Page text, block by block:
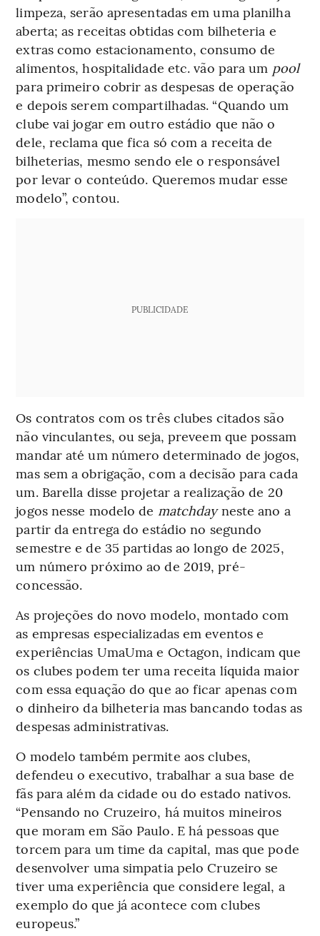
limpeza, serão apresentadas em uma planilha
aberta; as receitas obtidas com bilheteria e
extras como estacionamento, consumo de
alimentos, hospitalidade etc. vão para um pool
para primeiro cobrir as despesas de operação
e depois serem compartilhadas. “Quando um
clube vai jogar em outro estádio que não o
dele, reclama que fica só com a receita de
bilheterias, mesmo sendo ele o responsável
por levar o conteúdo. Queremos mudar esse
modelo”, contou.
PUBLICIDADE
Os contratos com os três clubes citados são
não vinculantes, ou seja, preveem que possam
mandar até um número determinado de jogos,
mas sem a obrigação, com a decisão para cada
um. Barella disse projetar a realização de 20
jogos nesse modelo de matchdayneste ano a
partir da entrega do estádio no segundo
semestre e de 35 partidas ao longo de 2025,
um número próximo ao de 2019, pré-
concessão.
As projeções do novo modelo, montado com
as empresas especializadas em eventos e
experiências UmaUma e Octagon, indicam que
os clubes podem ter uma receita líquida maior
com essa equação do que ao ficar apenas com
o dinheiro da bilheteria mas bancando todas as
despesas administrativas.
O modelo também permite aos clubes,
defendeu o executivo, trabalhar a sua base de
fãs para além da cidade ou do estado nativos.
“Pensando no Cruzeiro, há muitos mineiros
que moram em São Paulo. E há pessoas que
torcem para um time da capital, mas que pode
desenvolver uma simpatia pelo Cruzeiro se
tiver uma experiência que considere legal, a
exemplo do que já acontece com clubes
europeus.”